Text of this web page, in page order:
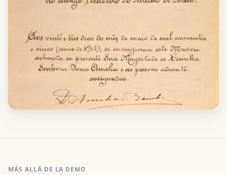
MÁS ALLÁ DE LA DEMO